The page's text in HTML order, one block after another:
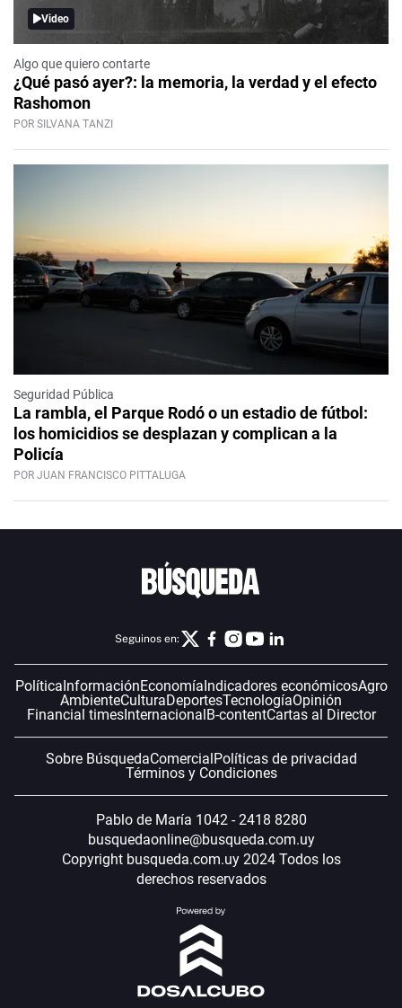
Video
Algo que quiero contarte
¿Qué pasó ayer?: la memoria, la verdad y el efecto
Rashomon
POR SILVANA TANZI
Seguridad Pública
La rambla, el Parque Rodó o un estadio de fútbol:
los homicidios se desplazan y complican a la
Policía
POR JUAN FRANCISCO PITTALUGA
Seguinos en:
Política InformaciónEconomía Indicadores económicosAgro
AmbienteCulturaDeportesTecnologíaOpinión
Financial timesInternacional B-contentCartas al Director
Sobre BúsquedaComercial Políticas de privacidad
Términos y Condiciones
Pablo de María 1042 - 2418 8280
busquedaonline@busqueda.com.uy
Copyright busqueda.com.uy 2024 Todos los
derechos reservados